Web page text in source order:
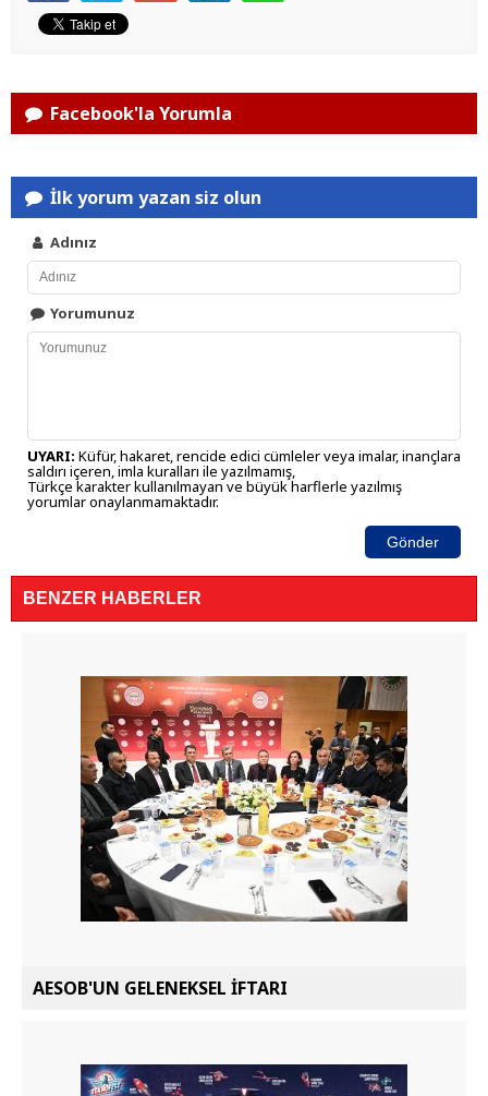
Facebook'la Yorumla
İlk yorum yazan siz olun
Adınız
Yorumunuz
UYARI: Küfür, hakaret, rencide edici cümleler veya imalar, inançlara
saldırı içeren, imla kuralları ile yazılmamış,
Türkçe karakter kullanılmayan ve büyük harflerle yazılmış
yorumlar onaylanmamaktadır.
Gönder
BENZER HABERLER
AESOB'UN GELENEKSEL İFTARI